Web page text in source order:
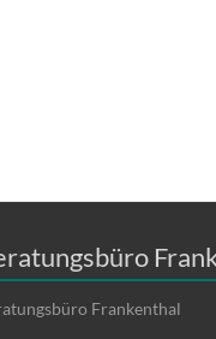
Frankenthal